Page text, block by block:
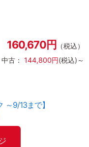
160,670円
（税込）
中古： 144,800円(税込)～
～9/13まで】